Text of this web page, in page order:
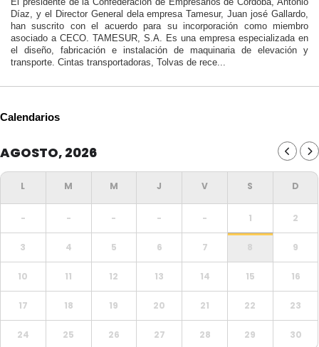
Díaz, y el Director General dela empresa Tamesur, Juan josé Gallardo,
han suscrito con el acuerdo para su incorporación como miembro
asociado a CECO. TAMESUR, S.A. Es una empresa especializada en
el diseño, fabricación e instalación de maquinaria de elevación y
transporte. Cintas transportadoras, Tolvas de rece...
Calendarios
AGOSTO, 2026
- - - - - 1 2
3 4 5 6 7 8 9
10 11 12 13 14 15 16
17 18 19 20 21 22 23
24 25 26 27 28 29 30